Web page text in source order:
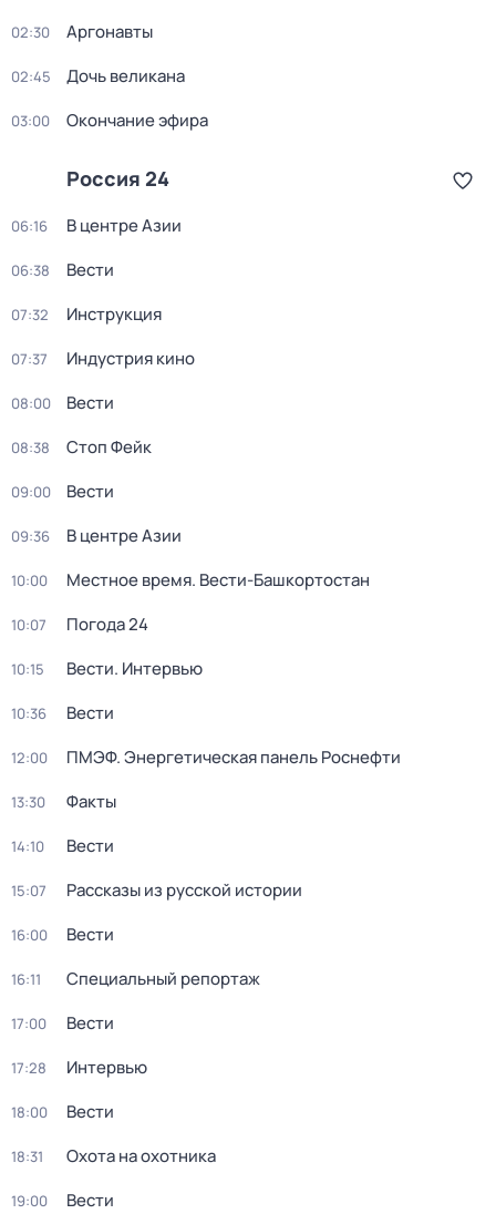
02:30 Аргонавты
02:45 Дочь великана
03:00 Окончание эфира
Россия 24
06:16 В центре Азии
06:38 Вести
07:32 Инструкция
07:37 Индустрия кино
08:00 Вести
08:38 Стоп Фейк
09:00 Вести
09:36 В центре Азии
10:00 Местное время. Вести-Башкортостан
10:07 Погода 24
10:15 Вести. Интервью
10:36 Вести
12:00 ПМЭФ. Энергетическая панель Роснефти
13:30 Факты
14:10 Вести
15:07 Рассказы из русской истории
16:00 Вести
16:11 Специальный репортаж
17:00 Вести
17:28 Интервью
18:00 Вести
18:31 Охота на охотника
19:00 Вести